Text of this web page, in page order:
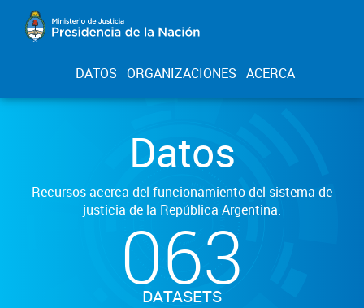
DATOS ORGANIZACIONES ACERCA
Datos
Recursos acerca del funcionamiento del sistema de
justicia de la República Argentina.
063
DATASETS